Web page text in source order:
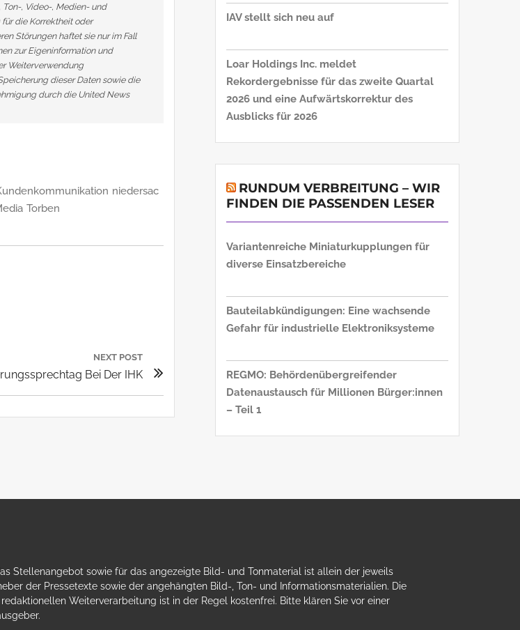
Ton-, Video-, Medien- und
die Korrektheit oder
Störungen haftet sie nur im Fall
zur Eigeninformation und
Weiterverwendung
dieser Daten sowie die
durch die United News
niedersac
Torben
NEXT POST
Bei Der IHK
IAV stellt sich neu auf
Loar Holdings Inc. meldet
Rekordergebnisse für das zweite Quartal
2026 und eine Aufwärtskorrektur des
Ausblicks für 2026
RUNDUM VERBREITUNG – WIR
FINDEN DIE PASSENDEN LESER
Variantenreiche Miniaturkupplungen für
diverse Einsatzbereiche
Bauteilabkündigungen: Eine wachsende
Gefahr für industrielle Elektroniksysteme
REGMO: Behördenübergreifender
Datenaustausch für Millionen Bürger:innen
– Teil 1
Stellenangebot sowie für das angezeigte Bild- und Tonmaterial ist allein der jeweils
der Pressetexte sowie der angehängten Bild-, Ton- und Informationsmaterialien. Die
Weiterverarbeitung ist in der Regel kostenfrei. Bitte klären Sie vor einer